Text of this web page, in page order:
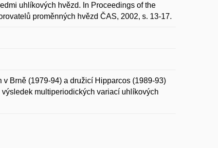
uhlíkových hvězd. In Proceedings of the
proměnných hvězd ČAS, 2002, s. 13-17.
Brně (1979-94) a družicí Hipparcos (1989-93)
multiperiodických variací uhlíkových